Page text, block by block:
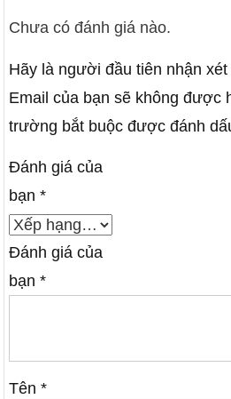
Chưa có đánh giá nào.
Hãy là người đầu tiên nhận xét
Email của bạn sẽ không được
trường bắt buộc được đánh
Đánh giá của
bạn*
Đánh giá của
bạn*
Tên*